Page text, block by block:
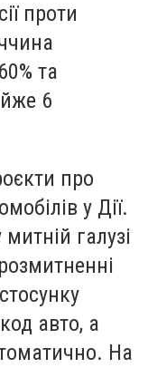
проти
та
6
про
у Дії.
галузі
авто, а
На